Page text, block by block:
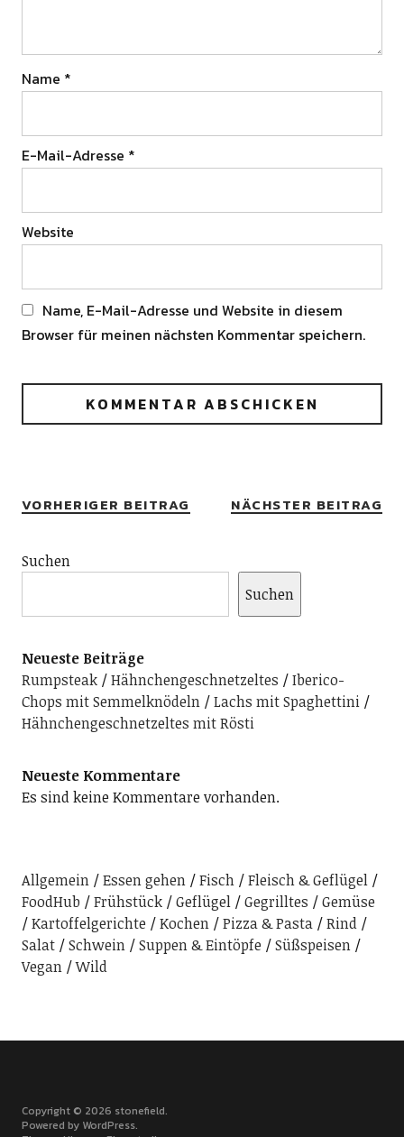
Name *
E-Mail-Adresse *
Website
Name, E-Mail-Adresse und Website in diesem
Browser für meinen nächsten Kommentar speichern.
VORHERIGER BEITRAG NÄCHSTER BEITRAG
Suchen
Suchen
Neueste Beiträge
Rumpsteak
Hähnchengeschnetzeltes
Iberico-
Chops mit Semmelknödeln
Lachs mit Spaghettini
Hähnchengeschnetzeltes mit Rösti
Neueste Kommentare
Es sind keine Kommentare vorhanden.
Allgemein Essen gehen Fisch
Fleisch & Geflügel
FoodHub
Frühstück Geflügel Gegrilltes
Gemüse
Kartoffelgerichte
Kochen Pizza & Pasta
Rind
Salat
Schwein Suppen & Eintöpfe
Süßspeisen
Vegan
Wild
Copyright © 2026 stonefield
Powered by WordPress